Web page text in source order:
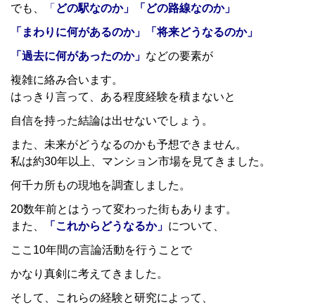
でも、 「 どの駅なのか」「どの路線なのか」
「まわりに何があるのか」「将来どうなるのか」
「過去に何があったのか」 などの要素が
複雑に絡み合います。
はっきり言って、ある程度経験を積まないと
自信を持った結論は出せないでしょう。
また、未来がどうなるのかも予想できません。
私は約30年以上、マンション市場を見てきました。
何千カ所もの現地を調査しました。
20数年前とはうって変わった街もあります。
また、
「これからどうなるか」 について、
ここ10年間の言論活動を行うことで
かなり真剣に考えてきました。
そして、これらの経験と研究によって、